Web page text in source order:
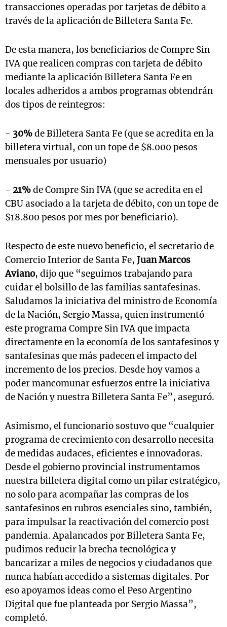
transacciones operadas por tarjetas de débito a
través de la aplicación de Billetera Santa Fe.
De esta manera, los beneficiarios de Compre Sin
IVA que realicen compras con tarjeta de débito
mediante la aplicación Billetera Santa Fe en
locales adheridos a ambos programas obtendrán
dos tipos de reintegros:
- 30%de Billetera Santa Fe (que se acredita en la
billetera virtual, con un tope de $8.000 pesos
mensuales por usuario)
- 21%de Compre Sin IVA (que se acredita en el
CBU asociado a la tarjeta de débito, con un tope de
$18.800 pesos por mes por beneficiario).
Respecto de este nuevo beneficio, el secretario de
Comercio Interior de Santa Fe, Juan Marcos
Aviano, dijo que “seguimos trabajando para
cuidar el bolsillo de las familias santafesinas.
Saludamos la iniciativa del ministro de Economía
de la Nación, Sergio Massa, quien instrumentó
este programa Compre Sin IVA que impacta
directamente en la economía de los santafesinos y
santafesinas que más padecen el impacto del
incremento de los precios. Desde hoy vamos a
poder mancomunar esfuerzos entre la iniciativa
de Nación y nuestra Billetera Santa Fe”, aseguró.
Asimismo, el funcionario sostuvo que “cualquier
programa de crecimiento con desarrollo necesita
de medidas audaces, eficientes e innovadoras.
Desde el gobierno provincial instrumentamos
nuestra billetera digital como un pilar estratégico,
no solo para acompañar las compras de los
santafesinos en rubros esenciales sino, también,
para impulsar la reactivación del comercio post
pandemia. Apalancados por Billetera Santa Fe,
pudimos reducir la brecha tecnológica y
bancarizar a miles de negocios y ciudadanos que
nunca habían accedido a sistemas digitales. Por
eso apoyamos ideas como el Peso Argentino
Digital que fue planteada por Sergio Massa”,
completó.